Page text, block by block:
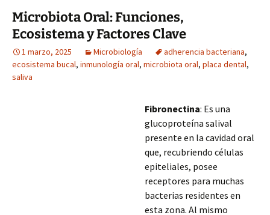
Microbiota Oral: Funciones,
Ecosistema y Factores Clave
1 marzo, 2025 Microbiología adherencia bacteriana,
ecosistema bucal, inmunología oral, microbiota oral, placa dental,
saliva
Fibronectina: Es una
glucoproteína salival
presente en la cavidad oral
que, recubriendo células
epiteliales, posee
receptores para muchas
bacterias residentes en
esta zona. Al mismo